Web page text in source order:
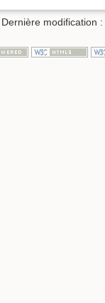
Dernière modification :